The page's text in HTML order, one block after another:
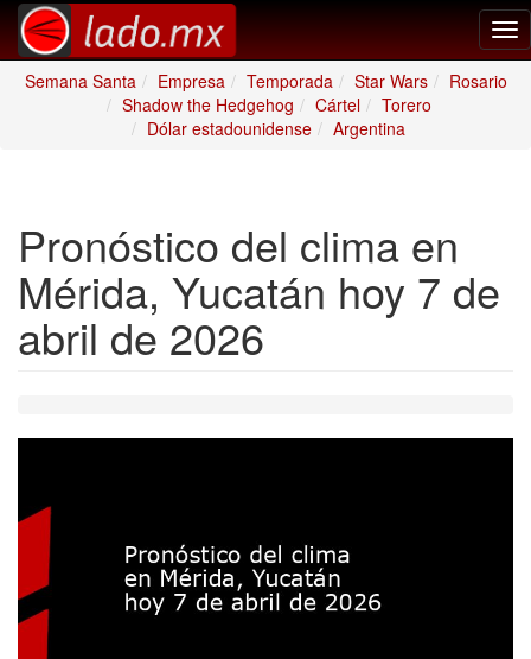
Semana Santa
Empresa Temporada Star Wars
Rosario
Shadow the Hedgehog
Cártel
Torero
Dólar estadounidense
Argentina
Pronóstico del clima en
Mérida, Yucatán hoy 7 de
abril de 2026